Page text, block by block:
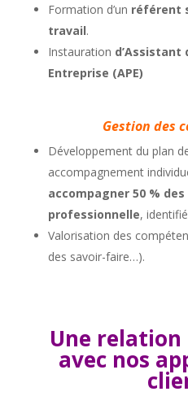
Formation d’un référent
travail.
Instauration d’Assistant
Entreprise (APE)
Gestion des
Développement du plan
accompagnement
accompagner 50 %
professionnelle,
Valorisation des
des savoir-faire…).
Une relation
avec nos